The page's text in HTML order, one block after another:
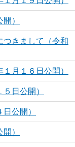
）
つきまして（令和
月１６日公開）
日公開）
公開）
）